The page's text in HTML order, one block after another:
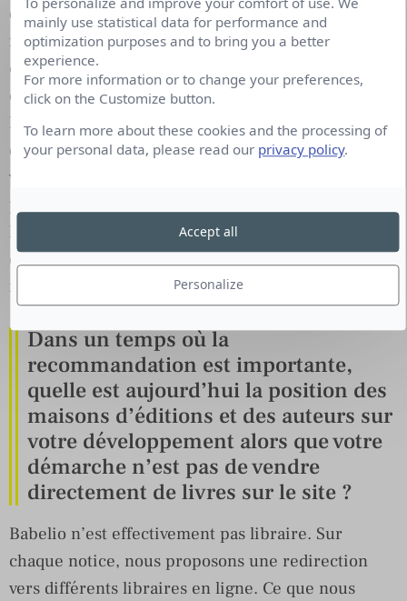
déçus, pour expliquer pourquoi de manière
raisonnée. 900 nouvelles critiques sont publiées
chaque jour sur le site, et il est extrêmement rare
que nous ayons à faire face à des débordements.
Notre souci principal de modération (qui reste
quand même mineur), c’est plutôt l’auteur qui
vient ajouter de fausses critiques sur son livre
pour se faire de la publicité. Nous avons
heureusement développé des outils de détection et
d’alertes qui nous permettent de les retirer
rapidement.
Dans un temps où la
recommandation est importante,
quelle est aujourd’hui la position des
maisons d’éditions et des auteurs sur
votre développement alors que votre
démarche n’est pas de vendre
directement de livres sur le site ?
Babelio n’est effectivement pas libraire. Sur
chaque notice, nous proposons une redirection
vers différents libraires en ligne. Ce que nous
mainly use statistical data for performance and
optimization purposes and to bring you a better
experience.
For more information or to change your preferences,
click on the Customize button.
To learn more about these cookies and the processing of
your personal data, please read our privacy policy.
Personalize
Accept all